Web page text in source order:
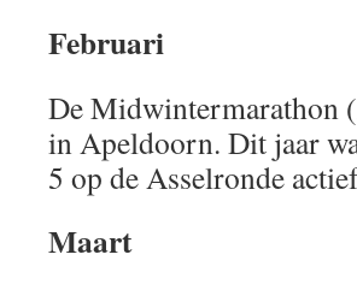
Februari
De Midwintermarathon
in Apeldoorn. Dit jaar
5 op de Asselronde
Maart